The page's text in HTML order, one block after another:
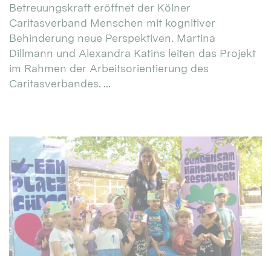
Betreuungskraft eröffnet der Kölner
Caritasverband Menschen mit kognitiver
Behinderung neue Perspektiven. Martina
Dillmann und Alexandra Katins leiten das Projekt
im Rahmen der Arbeitsorientierung des
Caritasverbandes. ...